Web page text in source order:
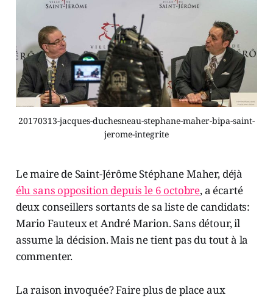
20170313-jacques-duchesneau-stephane-maher-bipa-saint-
jerome-integrite
Le maire de Saint-Jérôme Stéphane Maher, déjà
élu sans opposition depuis le 6 octobre, a écarté
deux conseillers sortants de sa liste de candidats:
Mario Fauteux et André Marion. Sans détour, il
assume la décision. Mais ne tient pas du tout à la
commenter.
La raison invoquée? Faire plus de place aux